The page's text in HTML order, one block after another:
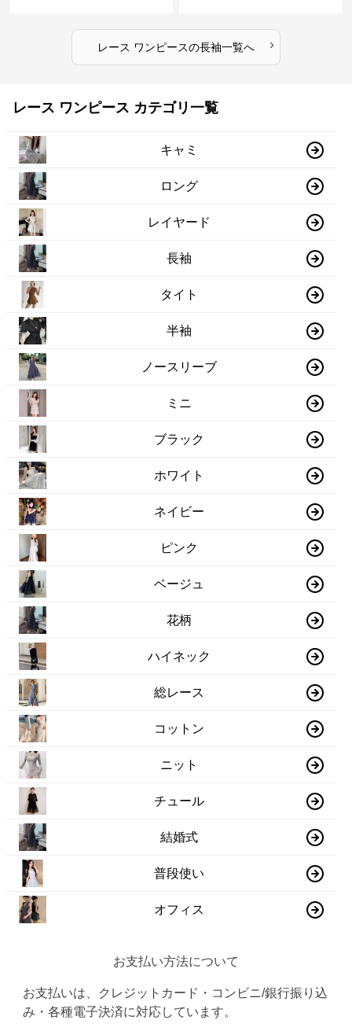
レース ワンピースの長袖一覧へ ›
レース ワンピース カテゴリ一覧
キャミ
ロング
レイヤード
長袖
タイト
半袖
ノースリーブ
ミニ
ブラック
ホワイト
ネイビー
ピンク
ベージュ
花柄
ハイネック
総レース
コットン
ニット
チュール
結婚式
普段使い
オフィス
お支払い方法について
お支払いは、クレジットカード・コンビニ/銀行振り込
み・各種電子決済に対応しています。